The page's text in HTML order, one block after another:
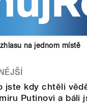
na jednom místě
jste kdy chtěli
Putinovi a báli